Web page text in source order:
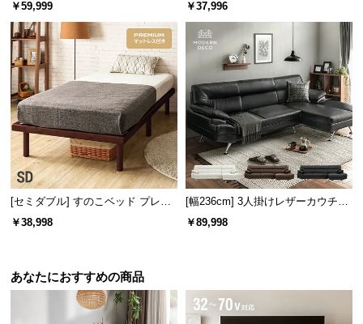
こだわりの設計
￥59,999 ￥37,996
[セミダブル] すのこベッド プレミ
アムマットレス付き
￥38,998
[幅236cm] 3人掛けレザーカウチソ
ファ
￥89,998
あなたにおすすめの商品